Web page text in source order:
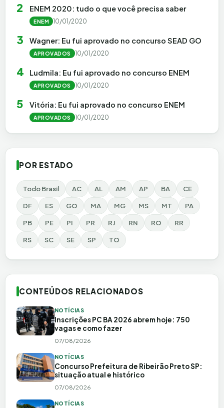
2 ENEM 2020: tudo o que você precisa saber
ENEM 10/01/2020
3 Wagner: Eu fui aprovado no concurso SEAD GO
APROVADOS 10/01/2020
4 Ludmila: Eu fui aprovado no concurso ENEM
APROVADOS 10/01/2020
5 Vitória: Eu fui aprovado no concurso ENEM
APROVADOS 10/01/2020
POR ESTADO
Todo Brasil AC AL AM AP BA CE
DF ES GO MA MG MS MT PA
PB PE PI PR RJ RN RO RR
RS SC SE SP TO
CONTEÚDOS RELACIONADOS
NOTÍCIAS
Inscrições PC BA 2026 abrem hoje: 750
vagas e como fazer
07/08/2026
NOTÍCIAS
Concurso Prefeitura de Ribeirão Preto SP:
situação atual e histórico
07/08/2026
NOTÍCIAS